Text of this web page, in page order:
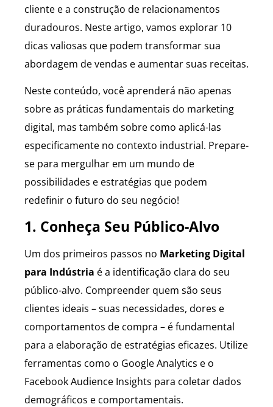
cliente e a construção de relacionamentos
duradouros. Neste artigo, vamos explorar 10
dicas valiosas que podem transformar sua
abordagem de vendas e aumentar suas receitas.
Neste conteúdo, você aprenderá não apenas
sobre as práticas fundamentais do marketing
digital, mas também sobre como aplicá-las
especificamente no contexto industrial. Prepare-
se para mergulhar em um mundo de
possibilidades e estratégias que podem
redefinir o futuro do seu negócio!
1. Conheça Seu Público-Alvo
Um dos primeiros passos no Marketing Digital
para Indústria é a identificação clara do seu
público-alvo. Compreender quem são seus
clientes ideais – suas necessidades, dores e
comportamentos de compra – é fundamental
para a elaboração de estratégias eficazes. Utilize
ferramentas como o Google Analytics e o
Facebook Audience Insights para coletar dados
demográficos e comportamentais.